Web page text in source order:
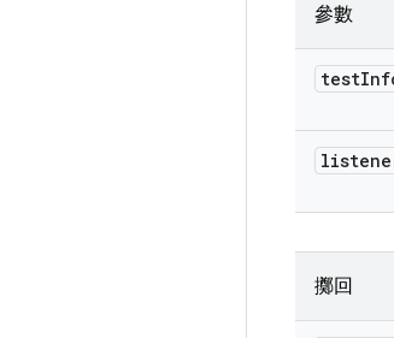
參數
test
擲回